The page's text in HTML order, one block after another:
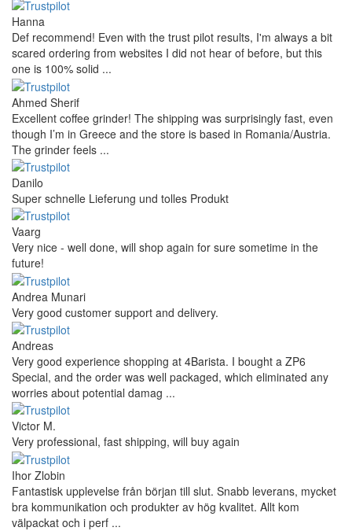
Hanna
Def recommend! Even with the trust pilot results, I'm always a bit
scared ordering from websites I did not hear of before, but this
one is 100% solid ...
Ahmed Sherif
Excellent coffee grinder! The shipping was surprisingly fast, even
though I’m in Greece and the store is based in Romania/Austria.
The grinder feels ...
Danilo
Super schnelle Lieferung und tolles Produkt
Vaarg
Very nice - well done, will shop again for sure sometime in the
future!
Andrea Munari
Very good customer support and delivery.
Andreas
Very good experience shopping at 4Barista. I bought a ZP6
Special, and the order was well packaged, which eliminated any
worries about potential damag ...
Victor M.
Very professional, fast shipping, will buy again
Ihor Zlobin
Fantastisk upplevelse från början till slut. Snabb leverans, mycket
bra kommunikation och produkter av hög kvalitet. Allt kom
välpackat och i perf ...